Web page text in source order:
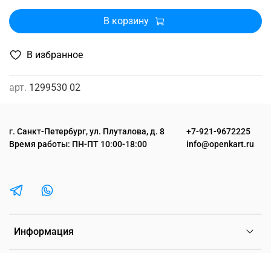
В избранное
арт. 1299530 02
В корзину
Информация
г. Санкт-Петербург, ул. Плуталова, д. 8
Время работы: ПН-ПТ 10:00-18:00
+7-921-9672225
info@openkart.ru